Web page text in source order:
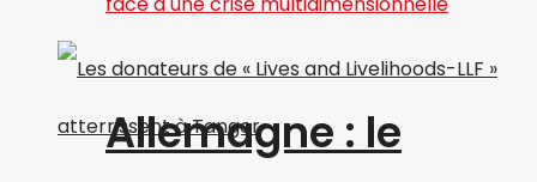
Allemagne : le